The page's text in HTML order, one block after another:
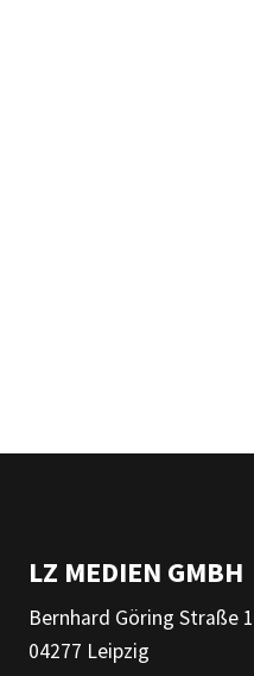
LZ MEDIEN GMBH
Bernhard Göring Straße
04277 Leipzig